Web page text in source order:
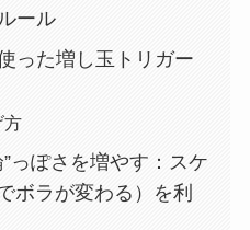
ール
った増し玉トリガー
方
っぽさを増やす：スケ
ボラが変わる）を利